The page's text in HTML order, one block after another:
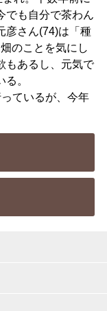
でも自分で茶わん
彦さん(74)は「種
のことを気にし
もあるし、元気で
。
ているが、今年